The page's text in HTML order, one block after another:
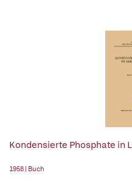
Kondensierte Phosphate in
1958 | Buch